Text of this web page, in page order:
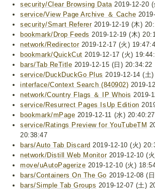
security/Clear Browsing Data2019-12-20 (
service/View Page Archive ＆ Cache
security/Smart Referer2019-12-19 (木)
bookmark/Drop Feeds 2019-12-19 (木)
network/Redirector2019-12-17 (火)
bookmark/QuickCut 2019-12-17 (火)
bars/Tab ReTitle 2019-12-15 (日) 20:34:22
service/DuckDuckGo Plus 2019-12-14 (土
interface/Context Search (840902) 2019-
network/Country Flags ＆ IP Whois 2019-
service/Resurrect Pages IsUp Edition
bookmark/mPage 2019-12-11 (水) 20:40:27
service/Ratings Preview for YouTubeTM
20:38:47
bars/Auto Tab Discard 2019-12-10 (火)
network/Distill Web Monitor2019-12-10 (
move/uAutoPagerize 2019-12-10 (火)
bars/Containers On The Go 2019-12-08 (
bars/Simple Tab Groups 2019-12-07 (土)